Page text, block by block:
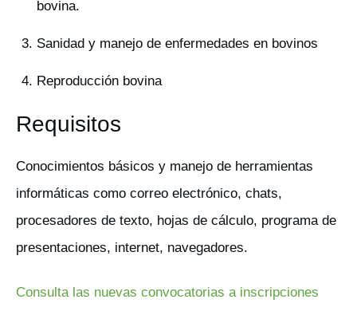
bovina.
Sanidad y manejo de enfermedades en bovinos
Reproducción bovina
Requisitos
Conocimientos básicos y manejo de herramientas
informáticas como correo electrónico, chats,
procesadores de texto, hojas de cálculo, programa de
presentaciones, internet, navegadores.
Consulta las nuevas convocatorias a inscripciones